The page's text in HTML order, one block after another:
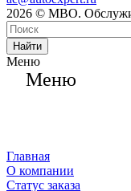
2026 © МВО.
Найти
Меню
Меню
Главная
О компании
Статус заказа